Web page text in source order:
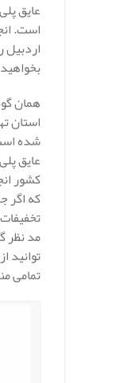
عایق
است.
اردبیل
همان
استان
شده
عایق
کشور
که اگر
مد نظر
توانید
تمامی